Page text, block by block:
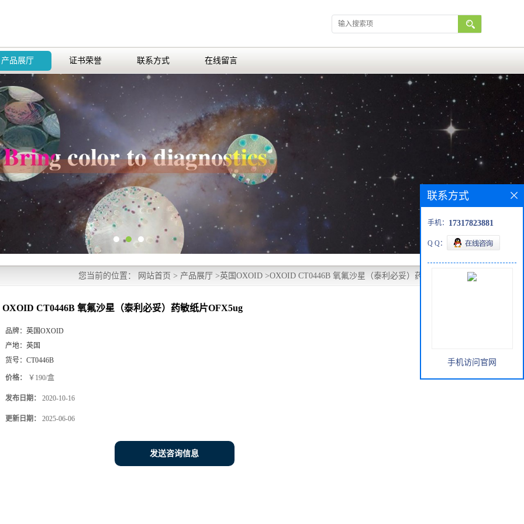
产品展厅 证书荣誉 联系方式 在线留言
您当前的位置： 网站首页 > 产品展厅 >英国OXOID >OXOID CT0446B 氧氟沙星（泰利必妥）药敏纸片OFX5ug
OXOID CT0446B 氧氟沙星（泰利必妥）药敏纸片OFX5ug
品牌： 英国OXOID
产地： 英国
货号： CT0446B
价格： ￥190/盒
发布日期： 2020-10-16
更新日期： 2025-06-06
发送咨询信息
联系方式
手机： 17317823881
Q Q：
手机访问官网